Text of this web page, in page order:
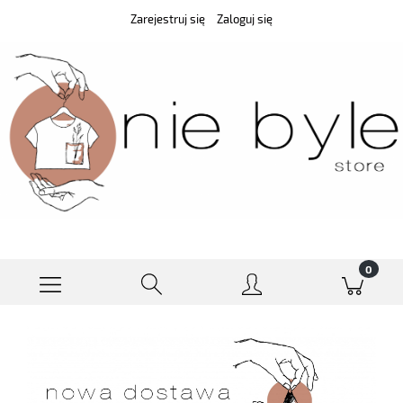
Zarejestruj się Zaloguj się